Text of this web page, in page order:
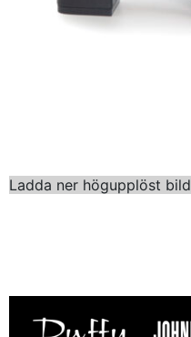
Ladda ner högupplöst bild